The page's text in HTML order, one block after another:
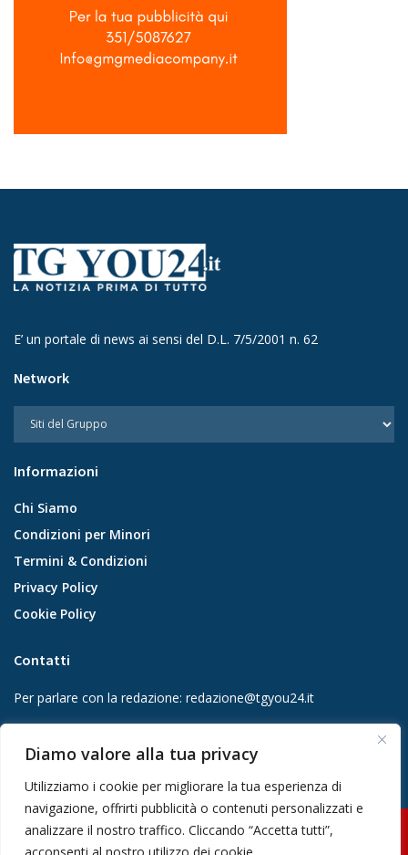
Diamo valore alla tua privacy
Utilizziamo i cookie per migliorare la tua esperienza di
navigazione, offrirti pubblicità o contenuti personalizzati e
analizzare il nostro traffico. Cliccando “Accetta tutti”,
E’ un portale di news ai sensi del D.L. 7/5/2001 n. 62
Network
Informazioni
Chi Siamo
Condizioni per Minori
Termini & Condizioni
Privacy Policy
Cookie Policy
Contatti
Per parlare con la redazione: redazione@tgyou24.it